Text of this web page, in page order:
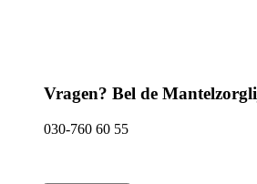
Vragen? Bel de
030-760 60 55